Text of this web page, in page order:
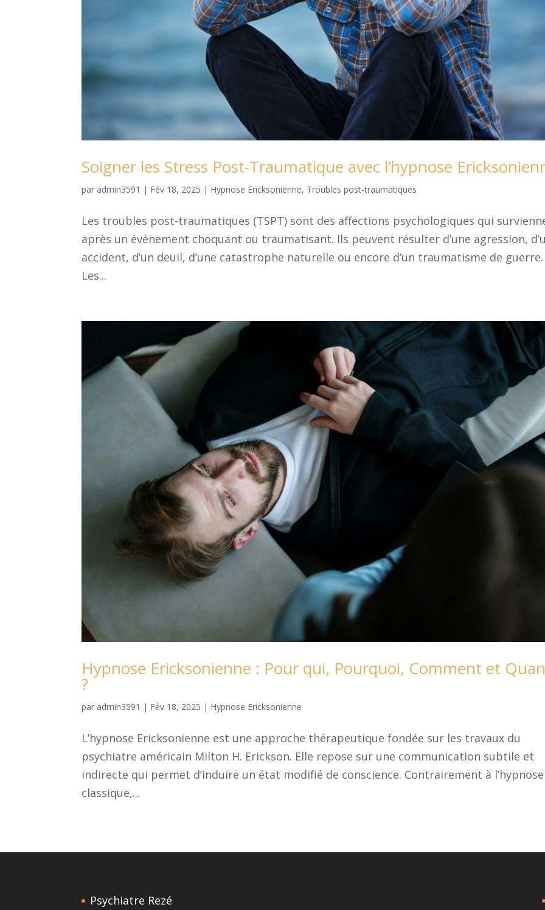
Soigner les Stress Post-Traumatique avec l’hypnose
par admin3591 | Fév 18, 2025 | Hypnose Ericksonienne, Troubles post-traumatiques
Les troubles post-traumatiques (TSPT) sont des affections psychologiques qui
après un événement choquant ou traumatisant. Ils peuvent résulter d’une agression,
accident, d’un deuil, d’une catastrophe naturelle ou encore d’un traumatisme de guerre.
Les...
Hypnose Ericksonienne : Pour qui, Pourquoi, Comment et
?
par admin3591 | Fév 18, 2025 | Hypnose Ericksonienne
L’hypnose Ericksonienne est une approche thérapeutique fondée sur les travaux du
psychiatre américain Milton H. Erickson. Elle repose sur une communication subtile et
indirecte qui permet d’induire un état modifié de conscience. Contrairement à l’hypnose
classique,...
Psychiatre Rezé